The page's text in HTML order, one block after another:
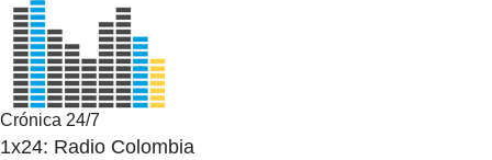
Crónica 24/7
1x24: Radio Colombia